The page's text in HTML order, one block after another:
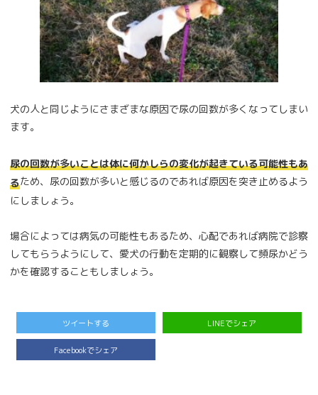
犬の人と同じようにさまざまな原因で尿の回数が多くなってしまい
ます。
尿の回数が多いことは体に何かしらの変化が起きている可能性もあ
るため、尿の回数が多いと感じるのであれば原因を突き止めるよう
にしましょう。
場合によっては病気の可能性もあるため、心配であれば病院で診察
してもらうようにして、愛犬の行動を定期的に観察して頻尿かどう
かを確認することもしましょう。
ツイートする LINEでシェア
Facebookでシェア